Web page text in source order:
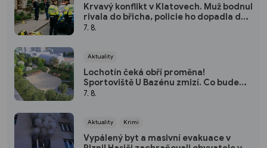
Krvavý konflikt v Klatovech. Muž bodnul
rivala do břicha, policie ho dopadla do
dvou hodin
7. 8.
Aktuality
Lochotín čeká obří proměna!
Sportoviště U Bazénu zmizí. Co bude
místo něj?
7. 8.
Aktuality Krimi
Vypálený byt a masivní evakuace v